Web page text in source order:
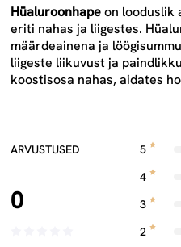
Hüaluroonhapeon looduslik
eriti nahas ja liigestes.
määrdeainena ja
liigeste liikuvust ja
koostisosa nahas, aidates
ARVUSTUSED
0
5
4
3
2